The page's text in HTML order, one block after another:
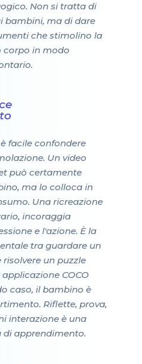
Non si tratta di
bambini, ma di dare
che stimolino la
corpo in modo
facile confondere
Un video
può certamente
ma lo colloca in
Una ricreazione
incoraggia
e l'azione. È la
tra guardare un
un puzzle
COCO
caso, il bambino è
Riflette, prova,
interazione è una
apprendimento.